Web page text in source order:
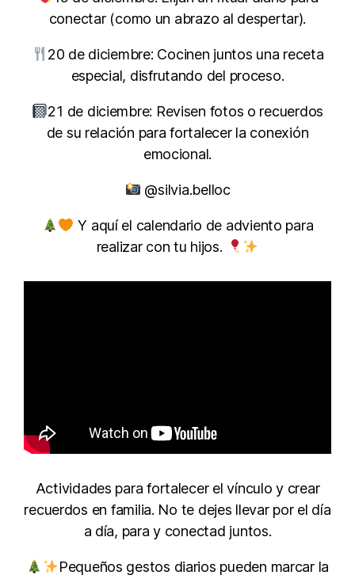
conectar (como un abrazo al despertar).
20 de diciembre: Cocinen juntos una receta
especial, disfrutando del proceso.
21 de diciembre: Revisen fotos o recuerdos
de su relación para fortalecer la conexión
emocional.
@silvia.belloc
Y aquí el calendario de adviento para
realizar con tu hijos.
Actividades para fortalecer el vínculo y crear
recuerdos en familia. No te dejes llevar por el día
a día, para y conectad juntos.
Pequeños gestos diarios pueden marcar la